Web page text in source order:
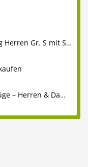
Mares by Mobby Trockentauchanzug Herren Gr. S mit Stiefeln 41
2 Mares Pioneer 5 mm Neoprenanzüge – Herren & Damen – auch einzeln erhältlich - ideal für heimische Seen und das Mittelmeer